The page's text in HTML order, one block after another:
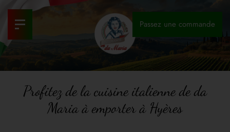
Passez une commande
Profitez de la cuisine italienne de da
Maria à emporter à Hyères